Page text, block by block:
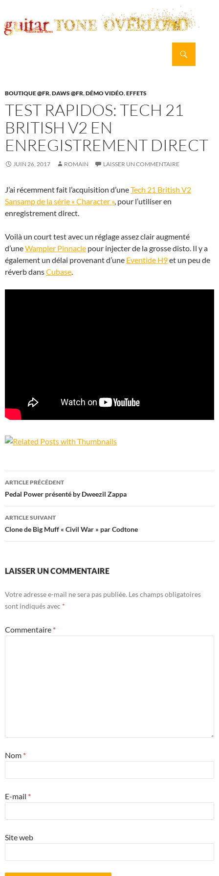
BOUTIQUE @FR,DAWS @FR,DÉMO VIDÉO,EFFETS
TEST RAPIDOS: TECH 21
BRITISH V2 EN
ENREGISTREMENT DIRECT
JUIN 26, 2017 ROMAIN LAISSER UN COMMENTAIRE
J’ai récemment fait l’acquisition d’uneTech 21 British V2
Sansamp de la série « Character », pour l’utiliser en
enregistrement direct.
Voilà un court test avec un réglage assez clair augmenté
d’uneWampler Pinnacle pour injecter de la grosse disto. Il y a
également un délai provenant d’une Eventide H9et un peu de
réverb dansCubase.
Navigation
des
articles
ARTICLE PRÉCÉDENT
Pedal Power présenté by Dweezil Zappa
ARTICLE SUIVANT
Clone de Big Muff « Civil War » par Codtone
LAISSER UN COMMENTAIRE
Votre adresse e-mail ne sera pas publiée. Les champs obligatoires
sont indiqués avec *
Commentaire *
Nom *
E-mail *
Site web